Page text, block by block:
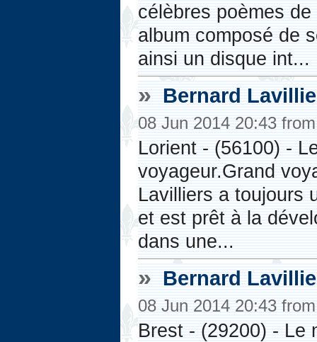
célèbres poèmes
album composé de
ainsi un disque int...
» Bernard
08 Jun 2014 20:43
Lorient - (56100) -
voyageur.Grand
Lavilliers a toujours
et est prêt à la
dans une...
» Bernard
08 Jun 2014 20:43
Brest - (29200) - Le